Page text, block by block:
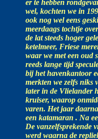
er te hebben
wel, kochten we in
ook nog wel eens
meerdaags tochtje
de lat steeds hoger
ketelmeer, Friese
waar we met een oud
reeds lange tijd
bij het havenkantoor
merkten we zelfs niks
later in de Vlielander
kruiser, waarop
varen. Het jaar
een katamaran . Na
De vanzelfsprekende
werd waarna de